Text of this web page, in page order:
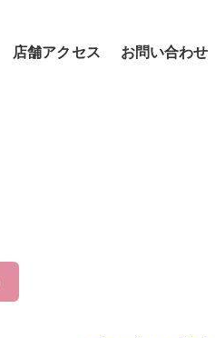
店舗アクセス お問い合わせ